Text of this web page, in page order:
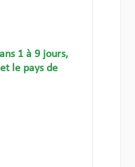
1 à 9 jours,
le pays de